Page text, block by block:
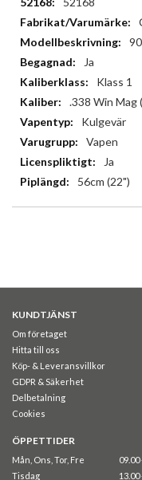
information
90
Ja
Klass 1
.338 Win Mag
Kulgevär
Vapen
Ja
56cm (22")
KUNDTJÄNST
Om företaget
Hitta till oss
Köp- & Leveransvillkor
GDPR & Säkerhet
Delbetalning
Cookies
ÖPPETTIDER
Mån, Ons, Tor, Fre
09.00
Tisdag
13.00